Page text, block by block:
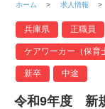
ホーム 求人情報
兵庫県 正職員
ケアワーカー（保育
新卒 中途
令和9年度 新